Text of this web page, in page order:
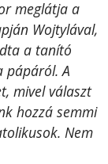
meglátja a
Wojtylával,
a tanító
pápáról. A
mivel választ
hozzá semmi
Nem